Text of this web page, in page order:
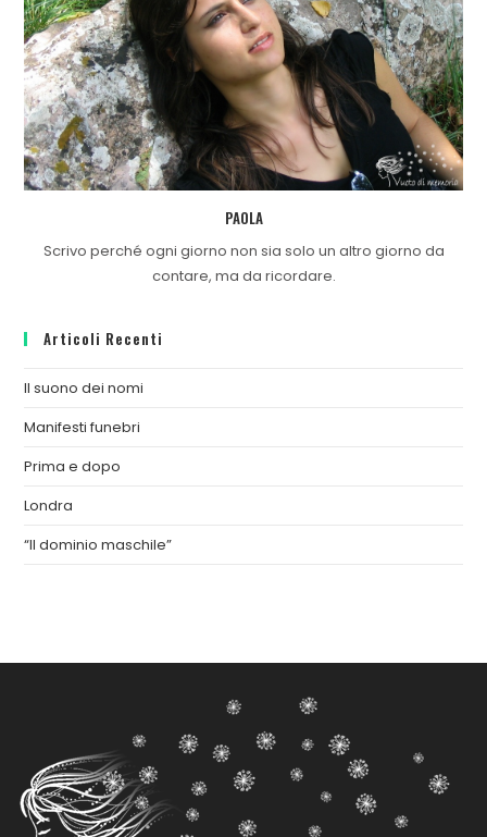
PAOLA
Scrivo perché ogni giorno non sia solo un altro giorno da
contare, ma da ricordare.
Articoli Recenti
Il suono dei nomi
Manifesti funebri
Prima e dopo
Londra
“Il dominio maschile”